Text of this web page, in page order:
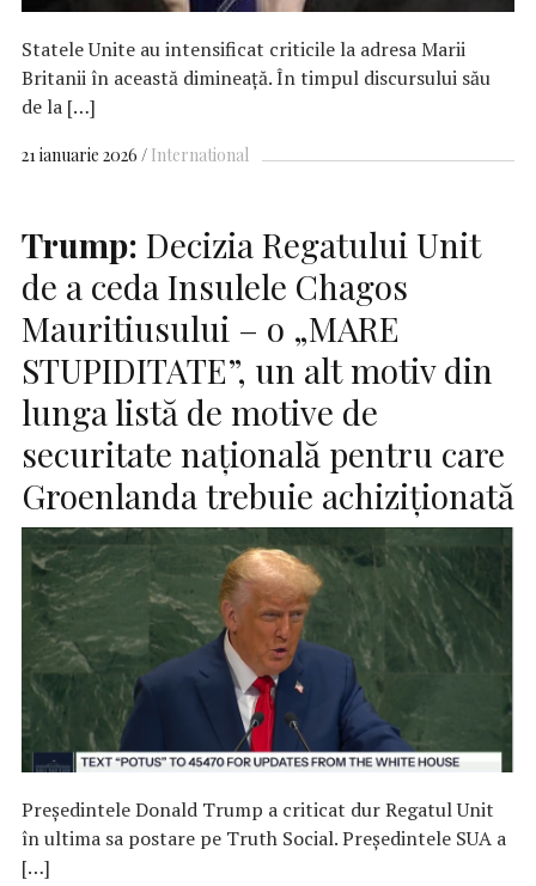
Statele Unite au intensificat criticile la adresa Marii
Britanii în această dimineață. În timpul discursului său
de la […]
21 ianuarie 2026 International
Trump: Decizia Regatului Unit
de a ceda Insulele Chagos
Mauritiusului – o „MARE
STUPIDITATE”, un alt motiv din
lunga listă de motive de
securitate națională pentru care
Groenlanda trebuie achiziționată
Președintele Donald Trump a criticat dur Regatul Unit
în ultima sa postare pe Truth Social. Președintele SUA a
[…]